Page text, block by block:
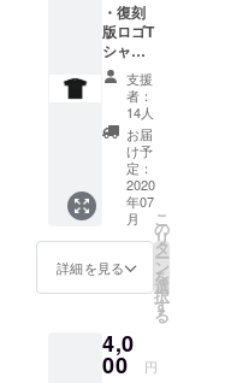
・復刻
版ロゴT
シャツ
＊Tシャ
ツのサ
イズは
S/M/L/X
Lよりお
選びく
ださ
い。
支援
者：
14人
お届
け予
定：
2020
年07
月
詳細を見る
こ
の
リ
タ
ー
ン
を
選
択
す
る
4,0
00 円